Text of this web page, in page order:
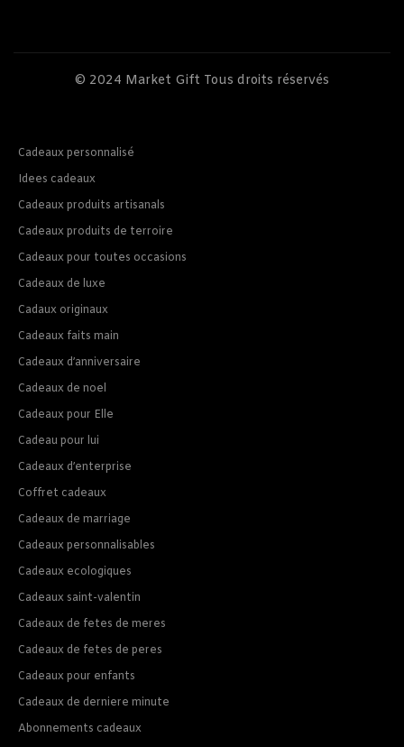
© 2024 Market Gift Tous droits réservés
Cadeaux personnalisé
Idees cadeaux
Cadeaux produits artisanals
Cadeaux produits de terroire
Cadeaux pour toutes occasions
Cadeaux de luxe
Cadaux originaux
Cadeaux faits main
Cadeaux d’anniversaire
Cadeaux de noel
Cadeaux pour Elle
Cadeau pour lui
Cadeaux d’enterprise
Coffret cadeaux
Cadeaux de marriage
Cadeaux personnalisables
Cadeaux ecologiques
Cadeaux saint-valentin
Cadeaux de fetes de meres
Cadeaux de fetes de peres
Cadeaux pour enfants
Cadeaux de derniere minute
Abonnements cadeaux